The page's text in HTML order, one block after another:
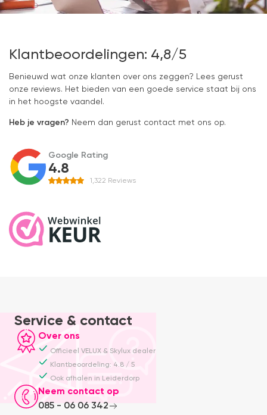
Klantbeoordelingen: 4,8/5
Benieuwd wat onze klanten over ons zeggen? Lees gerust
onze reviews. Het bieden van een goede service staat bij ons
in het hoogste vaandel.
Heb je vragen? Neem dan gerust contact met ons op.
Google Rating
4.8
1,322 Reviews
Service & contact
Over ons
Officieel VELUX & Skylux dealer
Klantbeoordeling: 4.8 / 5
Ook afhalen in Leiderdorp
Neem contact op
085 - 06 06 342